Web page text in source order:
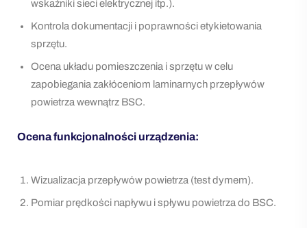
wskaźniki sieci elektrycznej itp.).
Kontrola dokumentacji i poprawności etykietowania
sprzętu.
Ocena układu pomieszczenia i sprzętu w celu
zapobiegania zakłóceniom laminarnych przepływów
powietrza wewnątrz BSC.
Ocena funkcjonalności urządzenia:
Wizualizacja przepływów powietrza (test dymem).
Pomiar prędkości napływu i spływu powietrza do BSC.